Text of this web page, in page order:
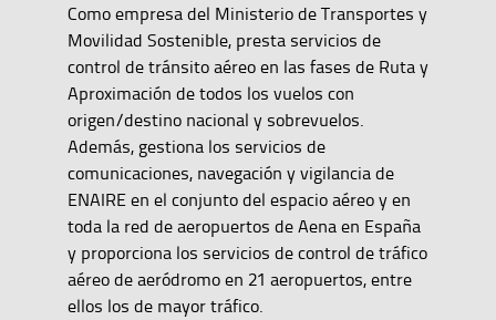
Como empresa del Ministerio de Transportes y
Movilidad Sostenible, presta servicios de
control de tránsito aéreo en las fases de Ruta y
Aproximación de todos los vuelos con
origen/destino nacional y sobrevuelos.
Además, gestiona los servicios de
comunicaciones, navegación y vigilancia de
ENAIRE en el conjunto del espacio aéreo y en
toda la red de aeropuertos de Aena en España
y proporciona los servicios de control de tráfico
aéreo de aeródromo en 21 aeropuertos, entre
ellos los de mayor tráfico.